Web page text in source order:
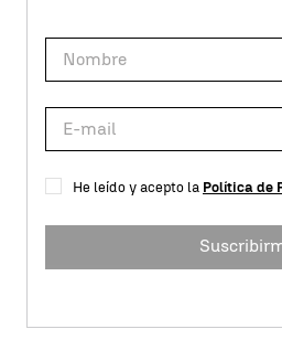
He leído y acepto la Política de